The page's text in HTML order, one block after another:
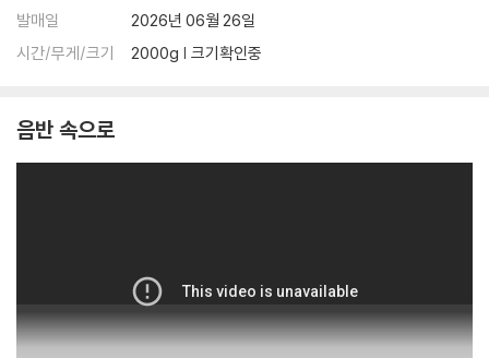
발매일
2026년 06월 26일
시간/무게/크기
2000g | 크기확인중
음반 속으로